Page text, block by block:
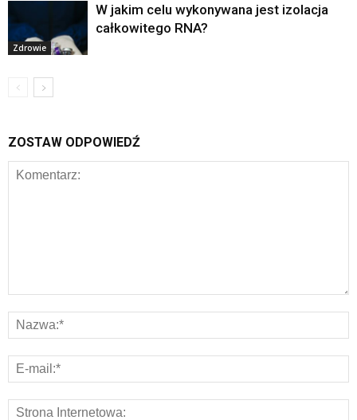
Zdrowie
W jakim celu wykonywana jest izolacja
całkowitego RNA?
ZOSTAW ODPOWIEDŹ